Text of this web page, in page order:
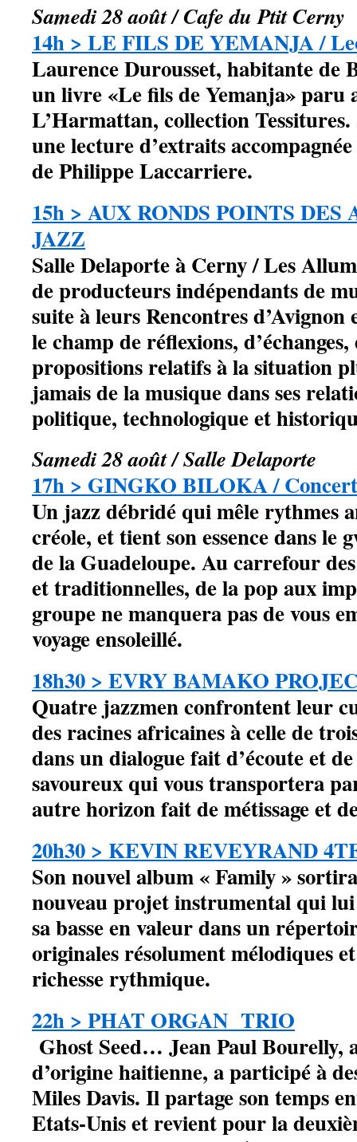
Samedi 28 août / Cafe du Ptit Cerny
14h > LE FILS DE YEMANJA /
Laurence Durousset, habitante de
un livre «Le fils de Yemanja» paru
L’Harmattan, collection
une lecture d’extraits
de Philippe Laccarriere.
15h > AUX RONDS POINTS
JAZZ
Salle Delaporte à Cerny / Les
de producteurs indépendants de
suite à leurs Rencontres
le champ de réflexions,
propositions relatifs à la situation
jamais de la musique dans ses
politique, technologique et
Samedi 28 août / Salle Delaporte
17h > GINGKO BILOKA / Concert
Un jazz débridé qui mêle rythmes
créole, et tient son essence dans le
de la Guadeloupe. Au carrefour
et traditionnelles, de la pop aux
groupe ne manquera pas de vous
voyage ensoleillé.
18h30 > EVRY BAMAKO
Quatre jazzmen confrontent leur
des racines africaines à celle de
dans un dialogue fait d’écoute et
savoureux qui vous transportera
autre horizon fait de métissage et
20h30 > KEVIN REVEYRAND
Son nouvel album « Family »
nouveau projet instrumental qui
sa basse en valeur dans un
originales résolument mélodiques
richesse rythmique.
22h > PHAT ORGAN TRIO
Ghost Seed… Jean Paul Bourelly,
d’origine haitienne, a participé à
Miles Davis. Il partage son temps
Etats-Unis et revient pour la